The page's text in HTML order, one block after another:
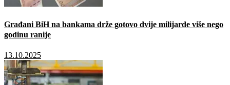
Građani BiH na bankama drže gotovo dvije milijarde više nego
godinu ranije
13.10.2025